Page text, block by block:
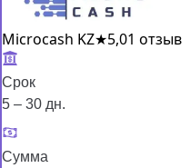
Microcash KZ★5,01 отзыв
Срок
5 – 30 дн.
Сумма